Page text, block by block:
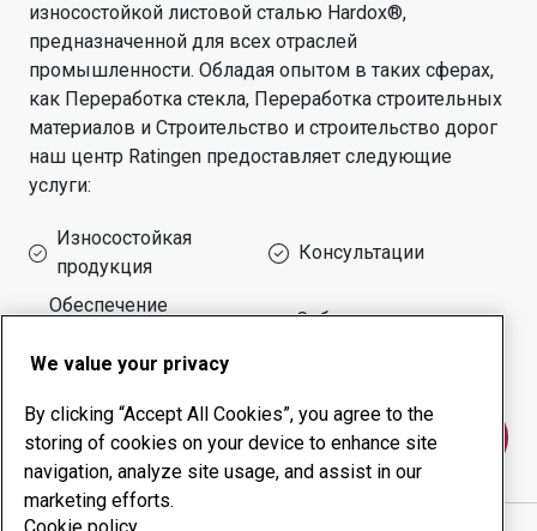
износостойкой листовой сталью Hardox®,
предназначенной для всех отраслей
промышленности. Обладая опытом в таких сферах,
как Переработка стекла, Переработка строительных
материалов и Строительство и строительство дорог
наш центр Ratingen предоставляет следующие
услуги:
Износостойкая
продукция
Консультации
Обеспечение
оборудования
Собственное
Свяжитесь с нами
We value your privacy
By clicking “Accept All Cookies”, you agree to the
storing of cookies on your device to enhance site
navigation, analyze site usage, and assist in our
marketing efforts.